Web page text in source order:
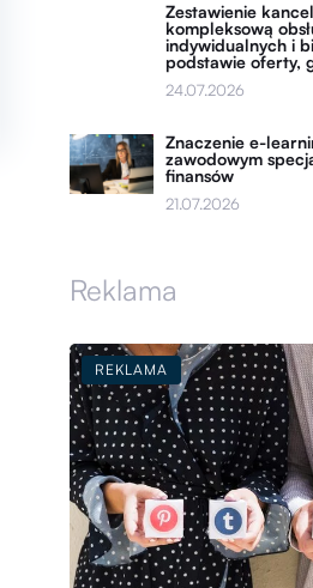
Zestawienie
kompleksową
indywidualnych i
podstawie oferty,
24.07.2026
Znaczenie e-
zawodowym
finansów
21.07.2026
Reklama
REKLAMA